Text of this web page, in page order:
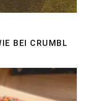
BEI CRUMBL